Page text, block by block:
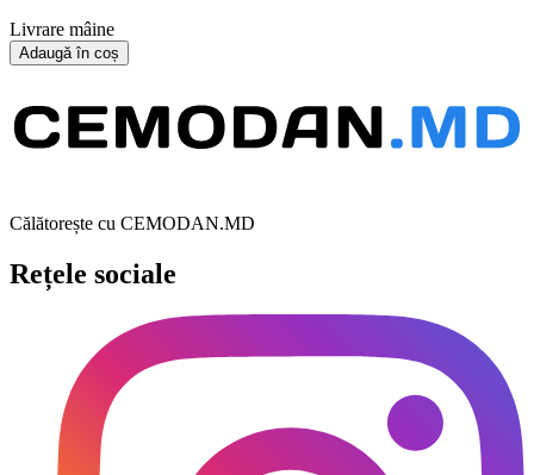
Livrare mâine
Adaugă în coș
Călătorește cu CEMODAN.MD
Rețele sociale